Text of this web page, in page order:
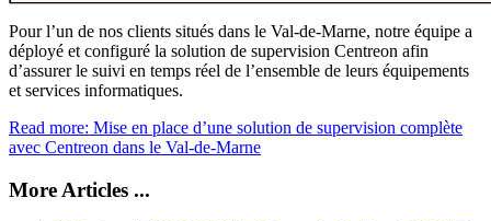
Pour l’un de nos clients situés dans le Val-de-Marne, notre équipe a
déployé et configuré la solution de supervision Centreon afin
d’assurer le suivi en temps réel de l’ensemble de leurs équipements
et services informatiques.
Read more: Mise en place d’une solution de supervision complète
avec Centreon dans le Val-de-Marne
More Articles ...